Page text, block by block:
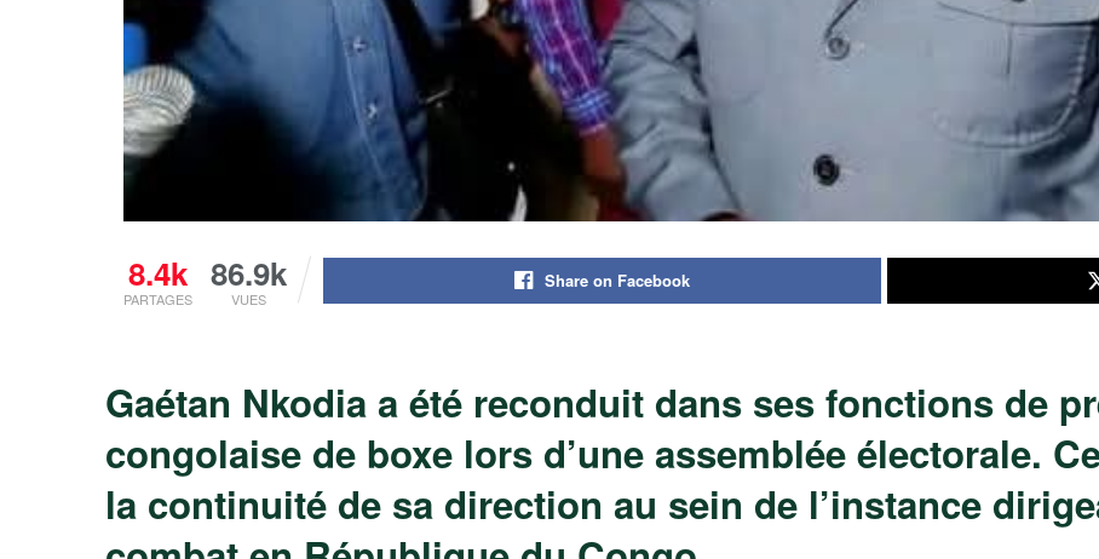
8.4k
PARTAGES
86.9k
VUES
Share on Facebook
Gaétan Nkodia a été reconduit dans ses fonctions de
congolaise de boxe lors d’une assemblée électorale.
la continuité de sa direction au sein de l’instance